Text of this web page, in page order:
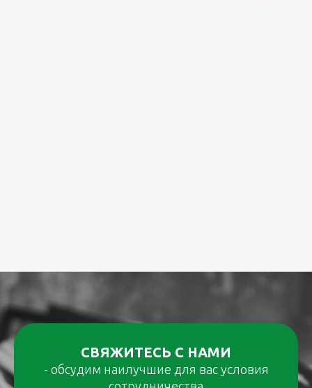
СВЯЖИТЕСЬ С НАМИ
- обсудим наилучшие для вас условия